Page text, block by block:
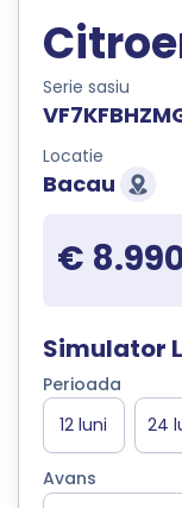
Serie sasiu
Locatie
Bacau
€
Simulator
Perioada
Avans